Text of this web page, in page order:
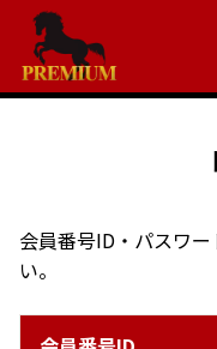
会員番号ID・パスワ
い。